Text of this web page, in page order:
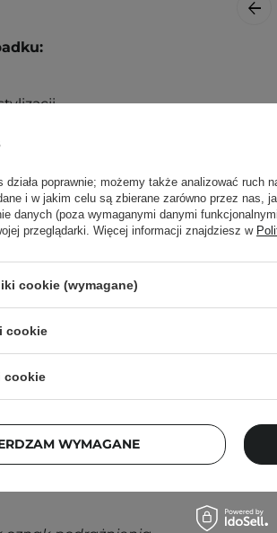
równomiernie na
do ich stylizacji lub
suche włosy celem
naszewpisy blogowe o
Zajrzyj do naszego
poprawnie; możemy także analizować ruch
i w jakim celu są zbierane zarówno przez nas,
danych (poza wymaganymi danymi
przeglądarki. Więcej informacji znajdziesz w
cookie (wymagane)
cookie
cookie
WYMAGANE